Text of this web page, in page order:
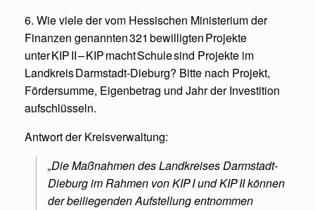
6. Wie viele der vom Hessischen Ministerium der
Finanzen genannten 321 bewilligten Projekte
unter KIP II – KIP macht Schule sind Projekte im
Landkreis Darmstadt‑Dieburg? Bitte nach Projekt,
Fördersumme, Eigenbetrag und Jahr der Investition
aufschlüsseln.
Antwort der Kreisverwaltung:
„Die Maßnahmen des Landkreises Darmstadt-
Dieburg im Rahmen von KIP I und KIP II können
der beiliegenden Aufstellung entnommen